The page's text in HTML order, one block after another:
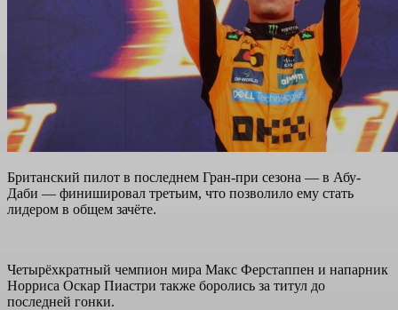
Британский пилот в последнем Гран-при сезона — в Абу-
Даби — финишировал третьим, что позволило ему стать
лидером в общем зачёте.
Четырёхкратный чемпион мира Макс Ферстаппен и напарник
Норриса Оскар Пиастри также боролись за титул до
последней гонки.